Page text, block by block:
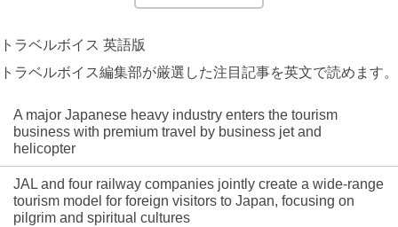
トラベルボイス 英語版
トラベルボイス編集部が厳選した注目記事を英文で読めます。
A major Japanese heavy industry enters the tourism
business with premium travel by business jet and
helicopter
JAL and four railway companies jointly create a wide-range
tourism model for foreign visitors to Japan, focusing on
pilgrim and spiritual cultures